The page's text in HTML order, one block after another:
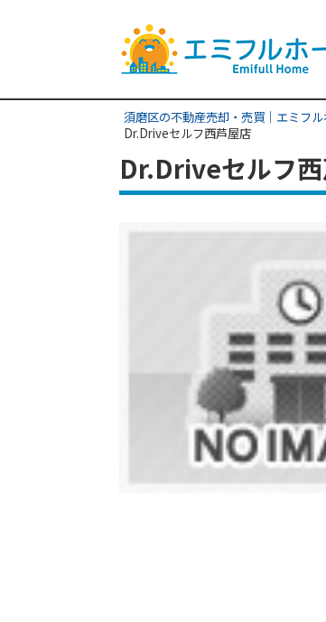
須磨区の不動産売却・売買｜エミフ
Dr.Driveセルフ西芦屋店
Dr.Driveセルフ